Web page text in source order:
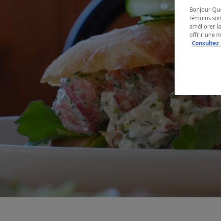
Bonjour
témoins
améliorer
offrir une